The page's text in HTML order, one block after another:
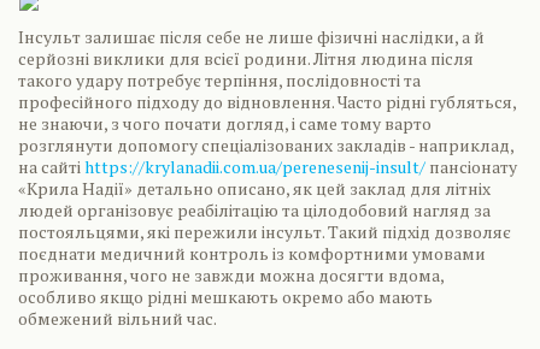
Інсульт залишає після себе не лише фізичні наслідки, а й
серйозні виклики для всієї родини. Літня людина після
такого удару потребує терпіння, послідовності та
професійного підходу до відновлення. Часто рідні губляться,
не знаючи, з чого почати догляд, і саме тому варто
розглянути допомогу спеціалізованих закладів - наприклад,
на сайтіhttps://krylanadii.com.ua/perenesenij-insult/ пансіонату
«Крила Надії» детально описано, як цей заклад для літніх
людей організовує реабілітацію та цілодобовий нагляд за
постояльцями, які пережили інсульт. Такий підхід дозволяє
поєднати медичний контроль із комфортними умовами
проживання, чого не завжди можна досягти вдома,
особливо якщо рідні мешкають окремо або мають
обмежений вільний час.